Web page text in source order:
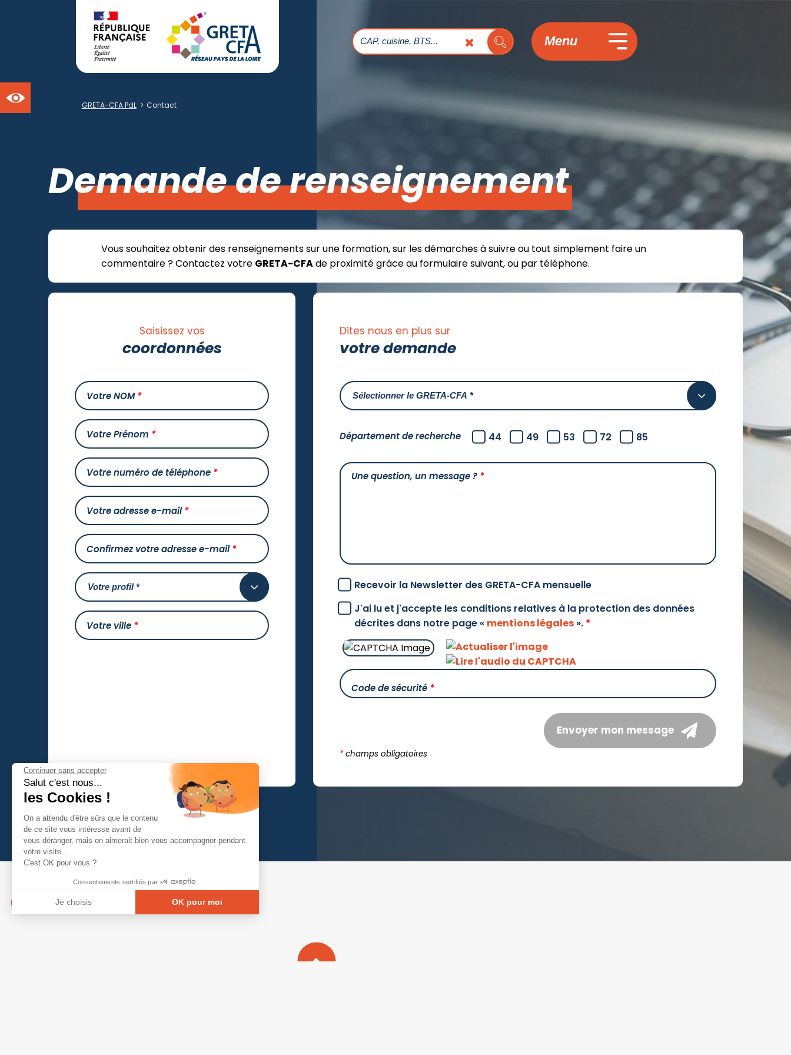
GRETA-CFA PdL > Contact
Menu
Demande de renseignement
Vous souhaitez obtenir des renseignements sur une formation, sur les démarches à suivre ou tout simplement faire un
commentaire ? Contactez votre GRETA-CFAde proximité grâce au formulaire suivant, ou par téléphone.
Saisissez vos
coordonnées
Votre NOM*
Votre Prénom *
Votre numéro de téléphone *
Votre adresse e-mail*
Confirmez votre adresse e-mail*
Votre ville *
Dites nous en plus sur
votre demande
Département de recherche 44 49 53 72 85
Une question, un message ? *
Recevoir la Newsletter des GRETA-CFA mensuelle
J'ai lu et j'accepte les conditions relatives à la protection des données
décrites dans notre page « mentions légales ». *
Code de sécurité *
Envoyer mon message
*champs obligatoires
Ouvrir la barre d'outils
Continuer sans accepter
Salut c'est nous...
les Cookies !
On a attendu d'être sûrs que le contenu
de ce site vous intéresse avant de
vous déranger, mais on aimerait bien vous accompagner pendant
votre visite...
C'est OK pour vous ?
Consentements certifiés par
Je choisis OK pour moi
Notre plateforme vous permet d'adapter et de gérer vos paramètres de confidentialité, en garantissant la conformité avec les réglementations.